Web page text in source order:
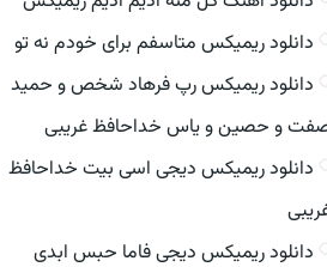
دانلود ریمیکس متاسفم برای خودم نه تو
دانلود ریمیکس رپ فرهاد شخص و حمید
و حصین و یاس خداحافظ غریبی
دانلود ریمیکس دیجی اسی بیت خداحافظ
دانلود ریمیکس دیجی فاما حبس ابدی